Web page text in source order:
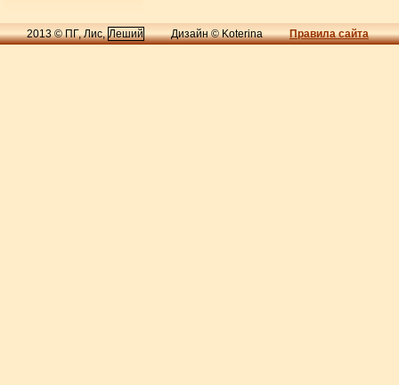
2013 © ПГ, Лис,Леший Дизайн © Koterina Правила сайта